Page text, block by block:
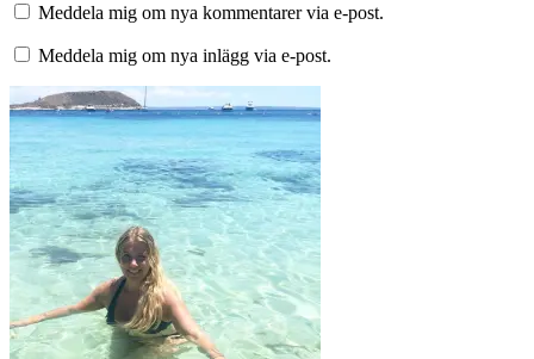
Meddela mig om nya kommentarer via e-post.
Meddela mig om nya inlägg via e-post.